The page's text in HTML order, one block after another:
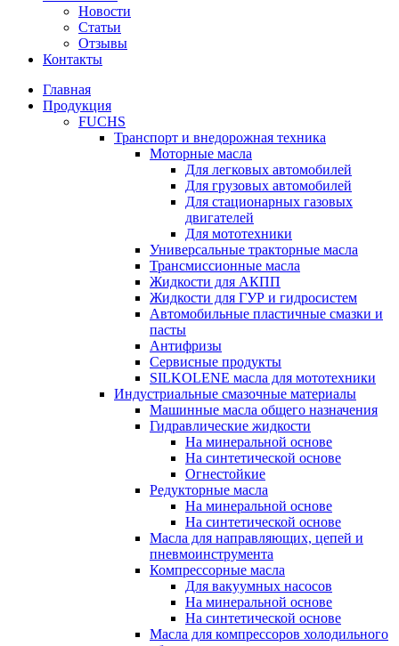
Новости
Статьи
Отзывы
Контакты
Главная
Продукция
FUCHS
Транспорт и внедорожная техника
Моторные масла
Для легковых автомобилей
Для грузовых автомобилей
Для стационарных газовых
двигателей
Для мототехники
Универсальные тракторные масла
Трансмиссионные масла
Жидкости для АКПП
Жидкости для ГУР и гидросистем
Автомобильные пластичные смазки и
пасты
Антифризы
Сервисные продукты
SILKOLENE масла для мототехники
Индустриальные смазочные материалы
Машинные масла общего назначения
Гидравлические жидкости
На минеральной основе
На синтетической основе
Огнестойкие
Редукторные масла
На минеральной основе
На синтетической основе
Масла для направляющих, цепей и
пневмоинструмента
Компрессорные масла
Для вакуумных насосов
На минеральной основе
На синтетической основе
Масла для компрессоров холодильного